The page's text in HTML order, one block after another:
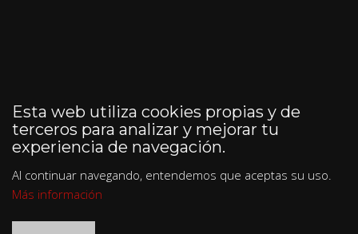
Esta web utiliza cookies propias y de
terceros para analizar y mejorar tu
experiencia de navegación.
Al continuar navegando, entendemos que aceptas su uso.
Más información